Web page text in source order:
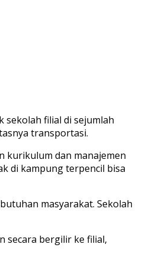
filial di sejumlah
transportasi.
kurikulum dan manajemen
di kampung terpencil bisa
masyarakat. Sekolah
secara bergilir ke filial,